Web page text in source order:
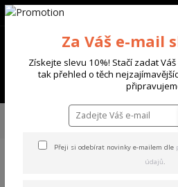
+420 702 136 620
MIKINY
Yakuza
Za Váš e-mail
Získejte slevu 10%! Stačí zadat
tak přehled o těch
Přeji si odebírat novinky e-mailem dle
údajů.